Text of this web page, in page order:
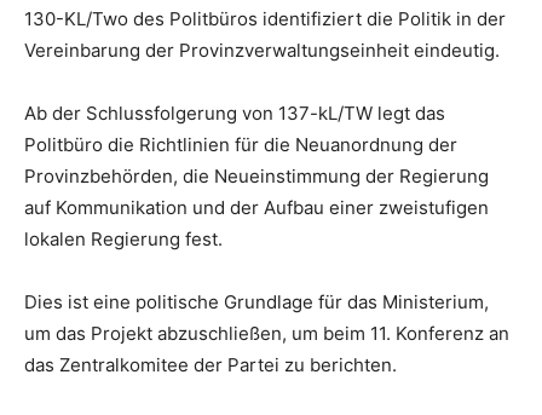
130-KL/Two des Politbüros identifiziert die Politik in der
Vereinbarung der Provinzverwaltungseinheit eindeutig.
Ab der Schlussfolgerung von 137-kL/TW legt das
Politbüro die Richtlinien für die Neuanordnung der
Provinzbehörden, die Neueinstimmung der Regierung
auf Kommunikation und der Aufbau einer zweistufigen
lokalen Regierung fest.
Dies ist eine politische Grundlage für das Ministerium,
um das Projekt abzuschließen, um beim 11. Konferenz an
das Zentralkomitee der Partei zu berichten.